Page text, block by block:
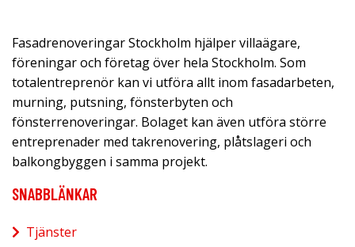
Fasadrenoveringar Stockholm hjälper villaägare,
föreningar och företag över hela Stockholm. Som
totalentreprenör kan vi utföra allt inom fasadarbeten,
murning, putsning, fönsterbyten och
fönsterrenoveringar. Bolaget kan även utföra större
entreprenader med takrenovering, plåtslageri och
balkongbyggen i samma projekt.
SNABBLÄNKAR
Tjänster